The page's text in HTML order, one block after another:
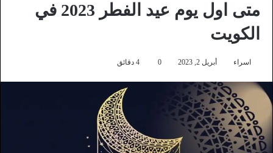
متى اول يوم عيد الفطر 2023 في
الكويت
اسراء أبريل 2, 2023 0